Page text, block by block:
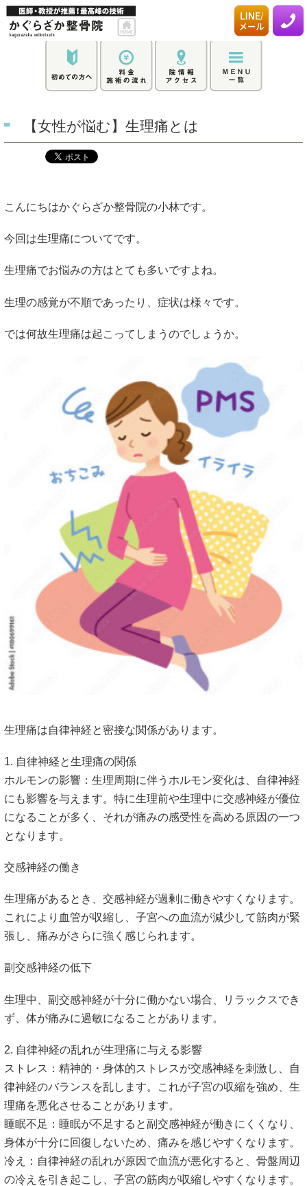
【女性が悩む】生理痛とは
こんにちはかぐらざか整骨院の小林です。
今回は生理痛についてです。
生理痛でお悩みの方はとても多いですよね。
生理の感覚が不順であったり、症状は様々です。
では何故生理痛は起こってしまうのでしょうか。
生理痛は自律神経と密接な関係があります。
1. 自律神経と生理痛の関係
ホルモンの影響：生理周期に伴うホルモン変化は、自律神経
にも影響を与えます。特に生理前や生理中に交感神経が優位
になることが多く、それが痛みの感受性を高める原因の一つ
となります。
交感神経の働き
生理痛があるとき、交感神経が過剰に働きやすくなります。
これにより血管が収縮し、子宮への血流が減少して筋肉が緊
張し、痛みがさらに強く感じられます。
副交感神経の低下
生理中、副交感神経が十分に働かない場合、リラックスでき
ず、体が痛みに過敏になることがあります。
2. 自律神経の乱れが生理痛に与える影響
ストレス：精神的・身体的ストレスが交感神経を刺激し、自
律神経のバランスを乱します。これが子宮の収縮を強め、生
理痛を悪化させることがあります。
睡眠不足：睡眠が不足すると副交感神経が働きにくくなり、
身体が十分に回復しないため、痛みを感じやすくなります。
冷え：自律神経の乱れが原因で血流が悪化すると、骨盤周辺
の冷えを引き起こし、子宮の筋肉が収縮しやすくなります。